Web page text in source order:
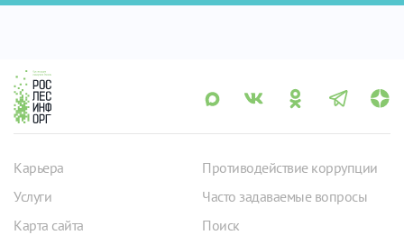
Карьера
Услуги
Карта сайта
Противодействие коррупции
Часто задаваемые вопросы
Поиск